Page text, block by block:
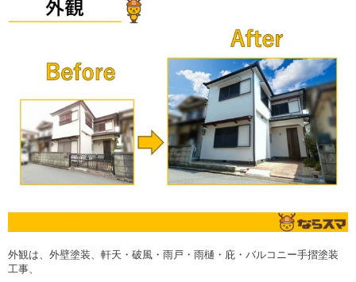
外観は、外壁塗装、軒天・破風・雨戸・雨樋・庇・バルコニー手摺塗装
工事、